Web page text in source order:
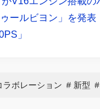
ールビヨン」を発表
」
ボレーション 新型